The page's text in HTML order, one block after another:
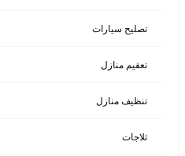
تصليح سيارات
تعقيم منازل
تنظيف منازل
ثلاجات